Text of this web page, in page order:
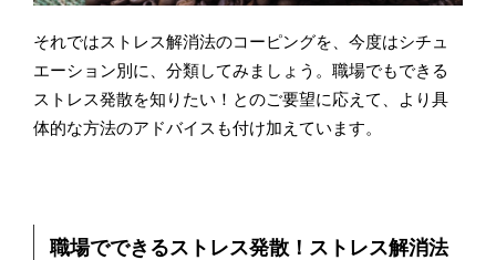
それではストレス解消法のコーピングを、今度はシチュ
エーション別に、分類してみましょう。職場でもできる
ストレス発散を知りたい！とのご要望に応えて、より具
体的な方法のアドバイスも付け加えています。
職場でできるストレス発散！ストレス解消法